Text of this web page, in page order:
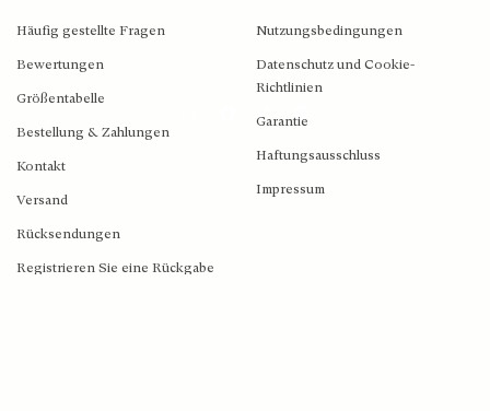
Häufig gestellte Fragen
Bewertungen
Größentabelle
Bestellung & Zahlungen
Kontakt
Versand
Rücksendungen
Registrieren Sie eine Rückgabe
Nutzungsbedingungen
Datenschutz und Cookie-
Richtlinien
Garantie
Haftungsausschluss
Impressum
2026 © Blush Jewels 2021 all rights reserved.